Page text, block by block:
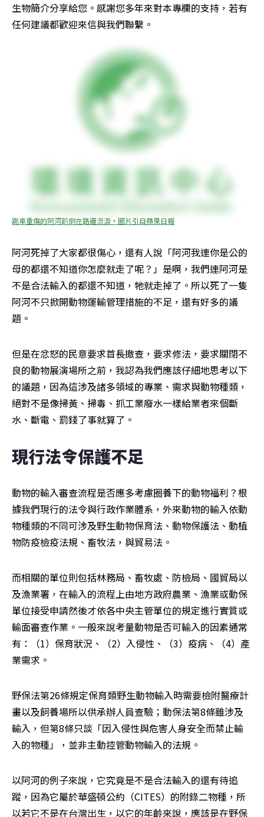
生物簡介分享給您。感謝您多年來對本專欄的支持，若有
任何建議都歡迎來信與我們聯繫。
跳車重傷的阿河趴倒在路邊流淚。圖片引自蘋果日報
阿河死掉了大家都很傷心，還有人說「阿河我連你是公的
母的都還不知道你怎麼就走了呢？」是啊，我們連阿河是
不是合法輸入的都還不知道，牠就走掉了。所以死了一隻
阿河不只掀開動物運輸管理措施的不足，還有好多的議
題。
但是在忿怒的民意要求首長撤查，要求修法，要求關閉不
良的動物展演場所之前，我認為我們應該仔細地思考以下
的議題，因為這涉及諸多領域的專業、需求與動物種類，
絕對不是像掃黃、掃毒、抓工業廢水一樣給業者來個斷
水、斷電、罰錢了事就算了。
現行法令保護不足
動物的輸入審查流程是否應多考慮圈養下的動物福利？根
據我們現行的法令與行政作業體系，外來動物的輸入依動
物種類的不同可涉及野生動物保育法、動物保護法、動植
物防疫檢疫法規、畜牧法，與貿易法。
而相關的單位則包括林務局、畜牧處、防檢局、國貿局以
及漁業署，在輸入的流程上由地方政府農業、漁業或動保
單位接受申請然後才依各中央主管單位的規定進行實質或
輸面審查作業。一般來說考量動物是否可輸入的因素通常
有：（1）保育狀況、（2）入侵性、（3）疫病、（4）產
業需求。
野保法第26條規定保育類野生動物輸入時需要檢附醫療計
畫以及飼養場所以供承辦人員查驗；動保法第8條雖涉及
輸入，但第8條只談「因入侵性與危害人身安全而禁止輸
入的物種」，並非主動控管動物輸入的法規。
以阿河的例子來說，它究竟是不是合法輸入的還有待追
蹤，因為它屬於華盛頓公約（CITES）的附錄二物種，所
以若它不是在台灣出生，以它的年齡來說，應該是在野保